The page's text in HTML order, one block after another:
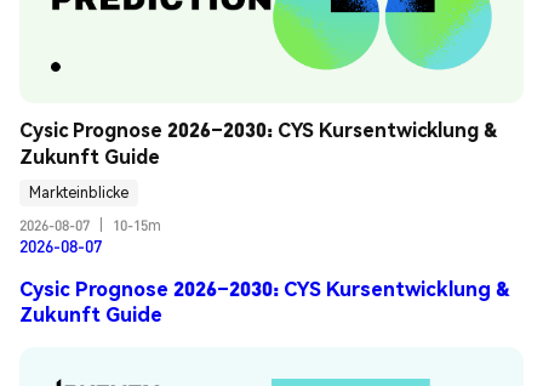
Cysic Prognose 2026–2030: CYS Kursentwicklung &
Zukunft Guide
Markteinblicke
2026-08-07
10-15m
2026-08-07
Cysic Prognose 2026–2030: CYS Kursentwicklung &
Zukunft Guide